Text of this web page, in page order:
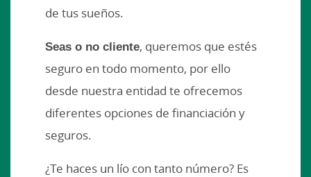
de tus sueños.
Seas o no cliente, queremos que estés
seguro en todo momento, por ello
desde nuestra entidad te ofrecemos
diferentes opciones de financiación y
seguros.
¿Te haces un lío con tanto número? Es